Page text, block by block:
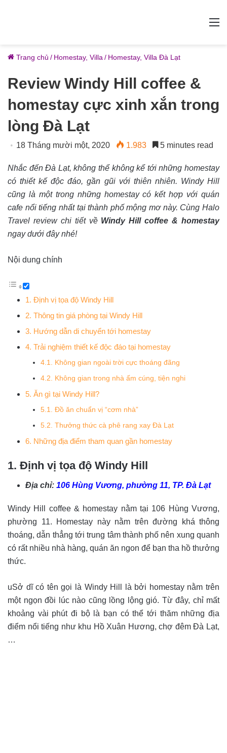
Trang chủ / Homestay, Villa / Homestay, Villa Đà Lạt
Review Windy Hill coffee &
homestay cực xinh xắn trong
lòng Đà Lạt
18 Tháng mười một, 2020 1.983 5 minutes read
Nhắc đến Đà Lạt, không thể không kể tới những homestay
có thiết kế độc đáo, gần gũi với thiên nhiên. Windy Hill
cũng là một trong những homestay có kết hợp với quán
cafe nổi tiếng nhất tại thành phố mộng mơ này. Cùng Halo
Travel review chi tiết về Windy Hill coffee & homestay
ngay dưới đây nhé!
Nội dung chính
1. Định vị tọa độ Windy Hill
2. Thông tin giá phòng tại Windy Hill
3. Hướng dẫn di chuyển tới homestay
4. Trải nghiệm thiết kế độc đáo tại homestay
4.1. Không gian ngoài trời cực thoáng đãng
4.2. Không gian trong nhà ấm cúng, tiện nghi
5. Ăn gì tại Windy Hill?
5.1. Đồ ăn chuẩn vị “cơm nhà”
5.2. Thưởng thức cà phê rang xay Đà Lạt
6. Những địa điểm tham quan gần homestay
1. Định vị tọa độ Windy Hill
Địa chỉ: 106 Hùng Vương, phường 11, TP. Đà Lạt
Windy Hill coffee & homestay nằm tại 106 Hùng Vương,
phường 11. Homestay này nằm trên đường khá thông
thoáng, dẫn thẳng tới trung tâm thành phố nên xung quanh
có rất nhiều nhà hàng, quán ăn ngon để bạn tha hồ thưởng
thức.
uSở dĩ có tên gọi là Windy Hill là bởi homestay nằm trên
một ngọn đồi lúc nào cũng lồng lộng gió. Từ đây, chỉ mất
khoảng vài phút đi bộ là bạn có thể tới thăm những địa
điểm nổi tiếng như khu Hồ Xuân Hương, chợ đêm Đà Lạt,
…